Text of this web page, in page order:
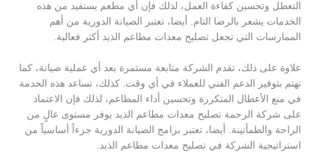
التعطل وتحسين كفاءة العمل، لذلك فإن أي مطعم يستفيد من هذه
الخدمات يشعر بالرضا التام. أيضا، تعتبر الصيانة الدورية من أهم
الممارسات التي تجعل تصليح معدات مطاعم الذيد أكثر فعالية.
علاوة على ذلك، تقدم الشركة متابعة مستمرة بعد أي عملية صيانة، كما
تهتم بتوفير الدعم الفني للعملاء في أي وقت. كذلك، تساعد هذه الخدمة
في منع الأعطال المتكررة وتحسين أداء المطاعم، لذلك فإن الاعتماد
على شركة الرحمة تصليح معدات مطاعم الذيد يوفر مستوى عالٍ من
الراحة والطمأنينة. أيضا، تعتبر برامج الصيانة الدورية جزءاً أساسياً من
استراتيجية الشركة في تصليح معدات مطاعم الذيد.